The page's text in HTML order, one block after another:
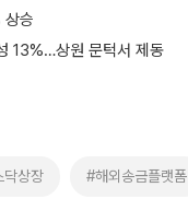
승
13%…상원 문턱서 제동
닥상장 #해외송금플랫폼